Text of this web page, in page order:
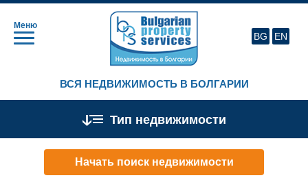
Меню
ВСЯ НЕДВИЖИМОСТЬ В БОЛГАРИИ
BG EN
Тип недвижимости
Начать поиск недвижимости